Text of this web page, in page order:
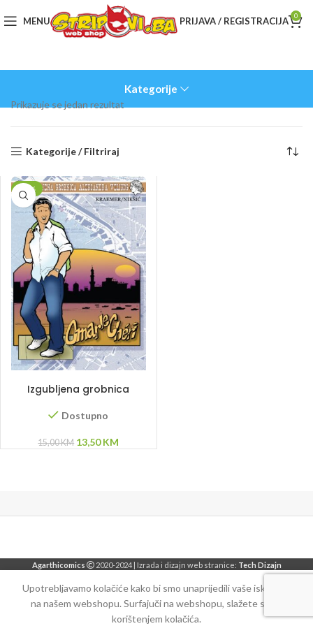
MENU PRIJAVA / REGISTRACIJA 0
Kategorije
Prikazuje se jedan rezultat
Kategorije / Filtriraj
-10%
Izgubljena grobnica
Aleksandra Velikog
Dostupno
15,00KM Original
13,50KM
Agarthicomics 2020-2024 | Izrada i dizajn web stranice: Tech Dizajn
Upotrebljavamo kolačiće kako bi smo unaprijedili vaše iskustvo
na našem webshopu. Surfajuči na webshopu, slažete se sa
korištenjem kolačića.